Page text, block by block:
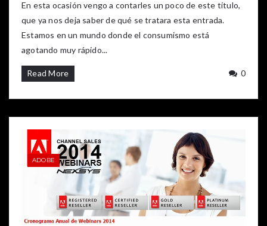
En esta ocasión vengo a contarles un poco de este título,
que ya nos deja saber de qué se tratara esta entrada.
Estamos en un mundo donde el consumismo está
agotando muy rápido...
Read More 0
ADOBE